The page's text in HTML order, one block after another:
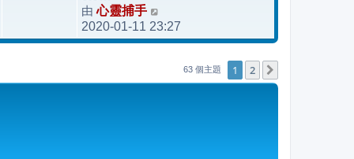
表
由心靈捕手
視
最
發
2020-01-11 23:27
63 個主題 1 2